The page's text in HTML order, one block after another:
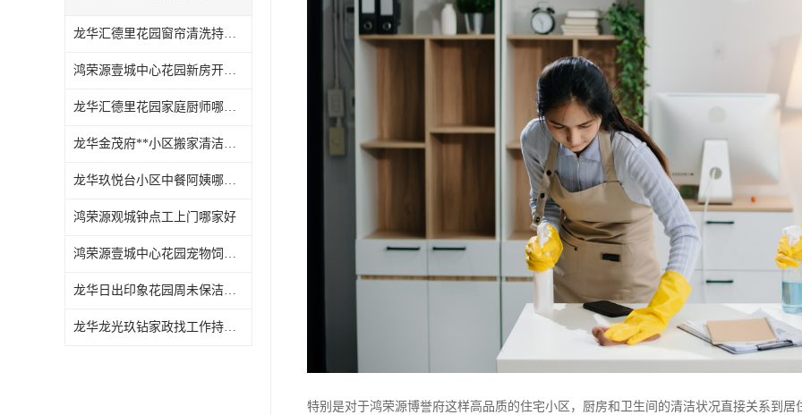
龙华汇德里花园窗帘清洗持证上岗
鸿荣源壹城中心花园新房开荒保洁怎么样
龙华汇德里花园家庭厨师哪家好
龙华金茂府**小区搬家清洁怎么样
龙华玖悦台小区中餐阿姨哪家好
鸿荣源观城钟点工上门哪家好
鸿荣源壹城中心花园宠物饲养上门服务哪家好
龙华日出印象花园周未保洁持证上岗
龙华龙光玖钻家政找工作持证上岗
特别是对于鸿荣源博誉府这样高品质的住宅小区，厨房和卫生间的清洁状况直接关系到